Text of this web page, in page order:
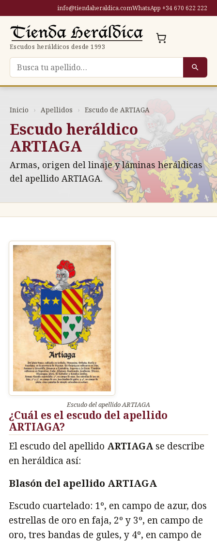
contenido
info@tiendaheraldica.comWhatsApp +34 670 622 222
Escudos heráldicos desde 1993
Buscar escudo por apellido
Inicio › Apellidos › Escudo de ARTIAGA
Escudo heráldico
ARTIAGA
Armas, origen del linaje y láminas heráldicas
del apellido ARTIAGA.
Escudo del apellido ARTIAGA
¿Cuál es el escudo del apellido
ARTIAGA?
El escudo del apellido ARTIAGA se describe
en heráldica así:
Blasón del apellido ARTIAGA
Escudo cuartelado: 1º, en campo de azur, dos
estrellas de oro en faja, 2º y 3º, en campo de
oro, tres bandas de gules, y 4º, en campo de